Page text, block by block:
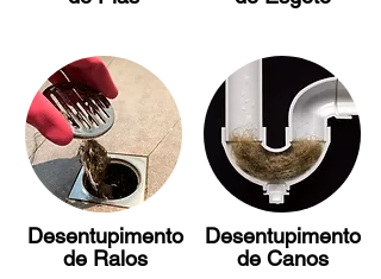
Desentupimento
de Ralos
Desentupimento
de Canos